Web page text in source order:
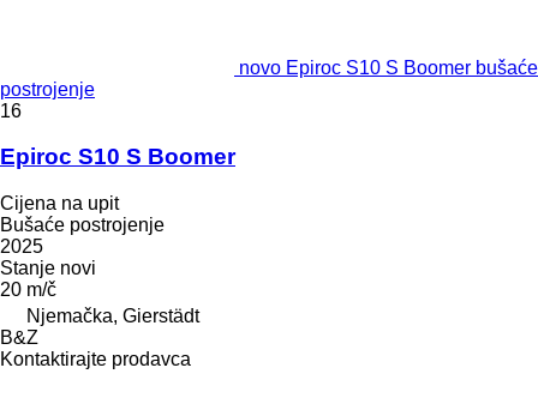
novo Epiroc S10 S Boomer bušaće
postrojenje
16
Epiroc S10 S Boomer
Cijena na upit
Bušaće postrojenje
2025
Stanje novi
20 m/č
Njemačka, Gierstädt
B&Z
Kontaktirajte prodavca